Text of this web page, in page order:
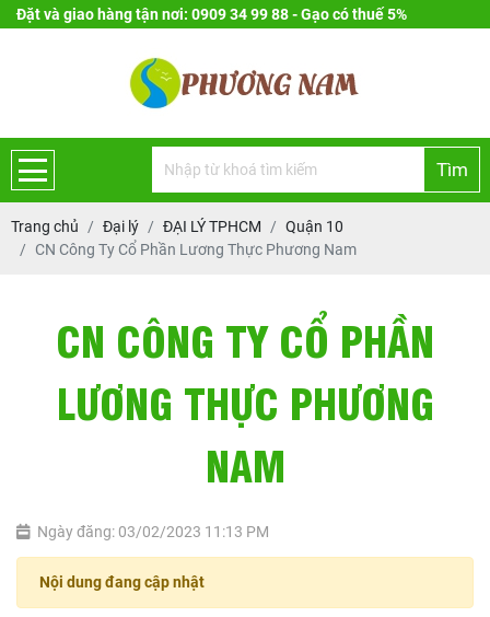
Đặt và giao hàng tận nơi: 0909 34 99 88 - Gạo có thuế 5%
Tìm
Trang chủ Đại lý ĐẠI LÝ TPHCM
Quận 10
CN Công Ty Cổ Phần Lương Thực Phương Nam
CN CÔNG TY CỔ PHẦN
LƯƠNG THỰC PHƯƠNG
NAM
Ngày đăng: 03/02/2023 11:13 PM
Nội dung đang cập nhật